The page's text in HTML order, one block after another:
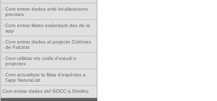
- Com entrar dades amb localitzacions
precises
- Com entrar llistes estàndard des de la
app
- Com entrar dades al projecte Colònies
de Falciots
- Com utilitzar els codis d'estudi o
projectes
- Com actualitzar la llista d'espècies a
l'app NaturaList
Com entrar dades del SOCC a Ornitho